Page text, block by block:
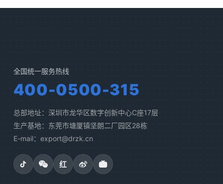
全国统一服务热线
400-0500-315
总部地址：深圳市龙华区数字创新中心C座17层
生产基地：东莞市塘厦镇坚朗二厂园区28栋
E-mail：export@drzk.cn
红